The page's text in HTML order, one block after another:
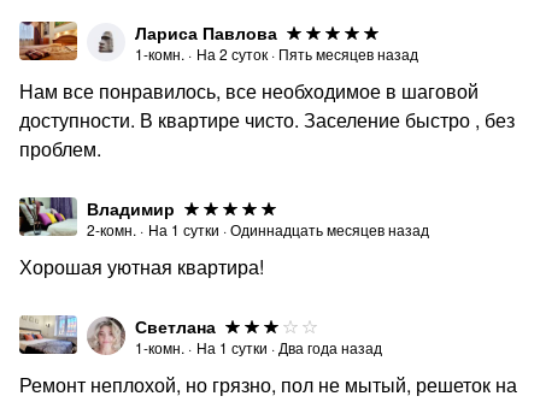
Лариса Павлова
1-комн. · На 2 суток · Пять месяцев назад
Нам все понравилось, все необходимое в шаговой
доступности. В квартире чисто. Заселение быстро , без
проблем.
Владимир
2-комн. · На 1 сутки ·Одиннадцать месяцев назад
Хорошая уютная квартира!
Светлана
1-комн. · На 1 сутки · Два года назад
Ремонт неплохой, но грязно, пол не мытый, решеток на